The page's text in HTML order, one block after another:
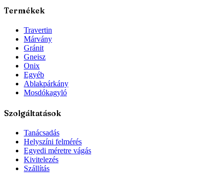
Termékek
Travertin
Márvány
Gránit
Gneisz
Onix
Egyéb
Ablakpárkány
Mosdókagyló
Szolgáltatások
Tanácsadás
Helyszíni felmérés
Egyedi méretre vágás
Kivitelezés
Szállítás